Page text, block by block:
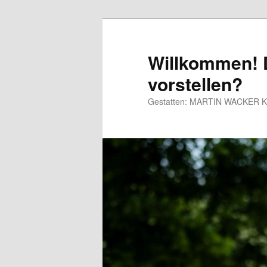
Willkommen!
vorstellen?
Gestatten: MARTIN WACKER